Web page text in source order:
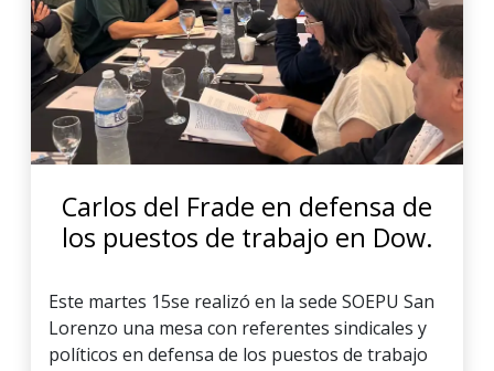
Carlos del Frade en defensa de
los puestos de trabajo en Dow.
Este martes 15se realizó en la sede SOEPU San
Lorenzo una mesa con referentes sindicales y
políticos en defensa de los puestos de trabajo